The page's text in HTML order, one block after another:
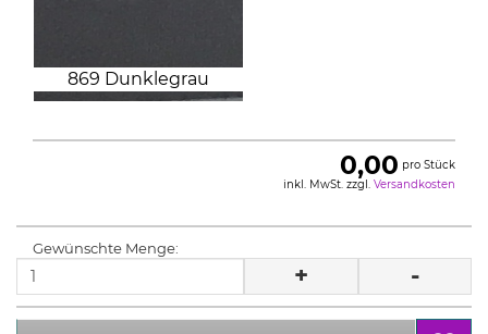
869 Dunklegrau
0,00 pro Stück
inkl. MwSt. zzgl. Versandkosten
Gewünschte Menge:
+ -